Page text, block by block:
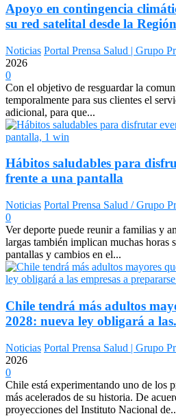
Apoyo en contingencia
su red satelital desde la
Noticias Portal Prensa Salud | Grupo
2026
0
Con el objetivo de resguardar la
temporalmente para sus clientes el
adicional, para que...
Hábitos saludables para
frente a una pantalla
Noticias Portal Prensa Salud / Grupo
0
Ver deporte puede reunir a familias y
largas también implican muchas horas
pantallas y cambios en el...
Chile tendrá más adultos
2028: nueva ley obligará a
Noticias Portal Prensa Salud | Grupo
2026
0
Chile está experimentando uno de los
más acelerados de su historia. De
proyecciones del Instituto Nacional